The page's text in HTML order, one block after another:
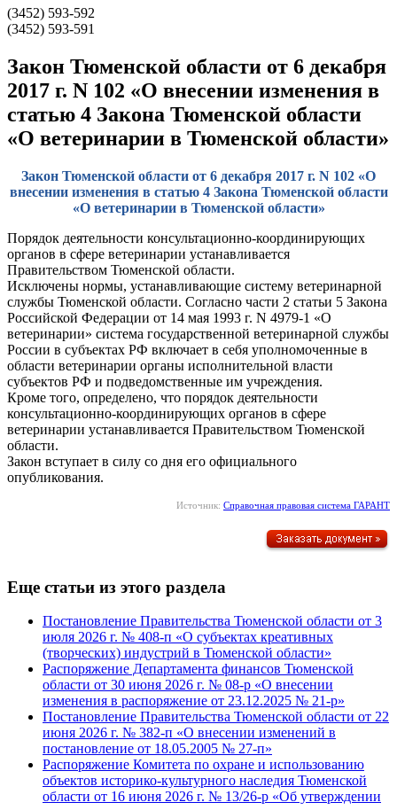
(3452) 593-592
(3452) 593-591
Закон Тюменской области от 6 декабря
2017 г. N 102 «О внесении изменения в
статью 4 Закона Тюменской области
«О ветеринарии в Тюменской области»
Закон Тюменской области от 6 декабря 2017 г. N 102 «О
внесении изменения в статью 4 Закона Тюменской области
«О ветеринарии в Тюменской области»
Порядок деятельности консультационно-координирующих
органов в сфере ветеринарии устанавливается
Правительством Тюменской области.
Исключены нормы, устанавливающие систему ветеринарной
службы Тюменской области. Согласно части 2 статьи 5 Закона
Российской Федерации от 14 мая 1993 г. N 4979-1 «О
ветеринарии» система государственной ветеринарной службы
России в субъектах РФ включает в себя уполномоченные в
области ветеринарии органы исполнительной власти
субъектов РФ и подведомственные им учреждения.
Кроме того, определено, что порядок деятельности
консультационно-координирующих органов в сфере
ветеринарии устанавливается Правительством Тюменской
области.
Закон вступает в силу со дня его официального
опубликования.
Источник: Справочная правовая система ГАРАНТ
Еще статьи из этого раздела
Постановление Правительства Тюменской области от 3
июля 2026 г. № 408-п «О субъектах креативных
(творческих) индустрий в Тюменской области»
Распоряжение Департамента финансов Тюменской
области от 30 июня 2026 г. № 08-р «О внесении
изменения в распоряжение от 23.12.2025 № 21-р»
Постановление Правительства Тюменской области от 22
июня 2026 г. № 382-п «О внесении изменений в
постановление от 18.05.2005 № 27-п»
Распоряжение Комитета по охране и использованию
объектов историко-культурного наследия Тюменской
области от 16 июня 2026 г. № 13/26-р «Об утверждении